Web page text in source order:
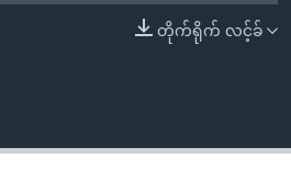
တိုက်ရိုက် လင့်ခ်